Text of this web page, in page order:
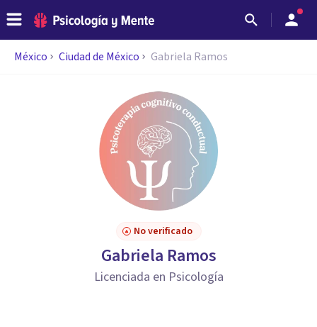
México Ciudad de México Gabriela Ramos
No verificado
Gabriela Ramos
Licenciada en Psicología